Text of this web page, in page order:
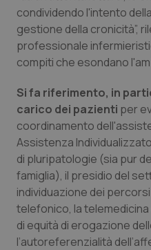
Marche
Molise
Piemonte
Provincia
Provincia
Puglia
Sardegna
Donna & Salute
Epatiti
HIV
Infezioni & Febbre
Ipertensione &
Malattie rare
Malattia di Crohn
condividendo l'intento
gestione della cronicità”,
professionale
compiti che esondano
Si fa riferimento, in
carico dei pazienti per
coordinamento
Assistenza
di pluripatologie (sia pur
famiglia), il presidio del
individuazione dei
telefonico, la
di equità di erogazione
l’autoreferenzialità